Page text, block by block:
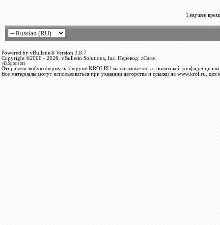
Текущее
Powered by vBulletin® Version 3.8.7
Copyright ©2000 - 2026, vBulletin Solutions, Inc. Перевод: zCarot
vB.Sponsors
Отправляя любую форму на форуме KROI.RU вы соглашаетесь с политикой
Все материалы могут использоваться при указании авторства и ссылки на www.kroi.ru, для